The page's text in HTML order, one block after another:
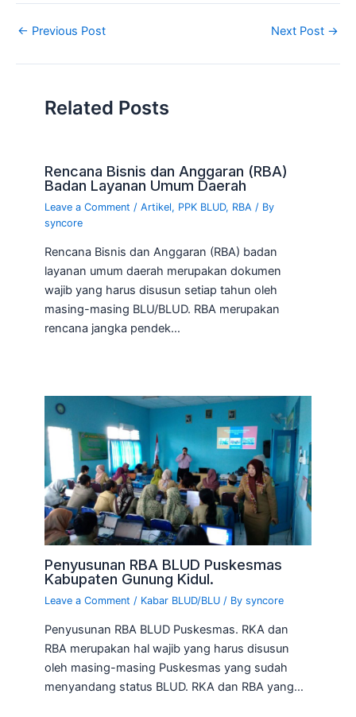
← Previous Post Next Post →
Related Posts
Rencana Bisnis dan Anggaran (RBA)
Badan Layanan Umum Daerah
Leave a Comment /Artikel, PPK BLUD, RBA / By
syncore
Rencana Bisnis dan Anggaran (RBA) badan
layanan umum daerah merupakan dokumen
wajib yang harus disusun setiap tahun oleh
masing-masing BLU/BLUD. RBA merupakan
rencana jangka pendek…
Penyusunan RBA BLUD Puskesmas
Kabupaten Gunung Kidul.
Leave a Comment / Kabar BLUD/BLU / Bysyncore
Penyusunan RBA BLUD Puskesmas. RKA dan
RBA merupakan hal wajib yang harus disusun
oleh masing-masing Puskesmas yang sudah
menyandang status BLUD. RKA dan RBA yang…